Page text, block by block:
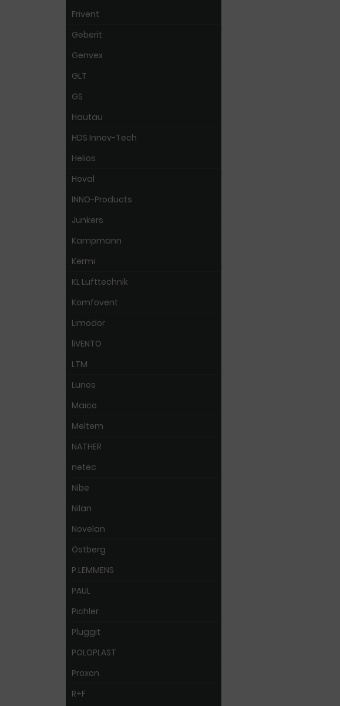
Frivent
Geberit
Genvex
GLT
GS
Hautau
HDS Innov-Tech
Helios
Hoval
INNO-Products
Junkers
Kampmann
Kermi
KL Lufttechnik
Komfovent
Limodor
liVENTO
LTM
Lunos
Maico
Meltem
NATHER
netec
Nibe
Nilan
Novelan
Östberg
P.LEMMENS
PAUL
Pichler
Pluggit
POLOPLAST
Proxon
R+F